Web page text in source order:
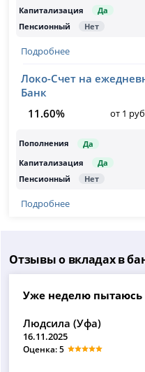
Подробнее
Локо-Счет на
Банк
11.60%
от 1
Подробнее
Отзывы о вкладах в
Уже неделю пытаюсь
Людсила (Уфа)
16.11.2025
Оценка: 5